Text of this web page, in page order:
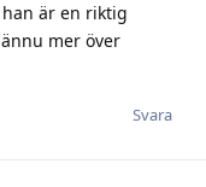
är en riktig
mer över
Svara